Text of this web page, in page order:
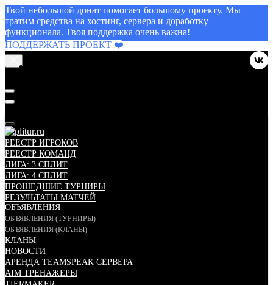
Твой небольшой донат помогает большому проекту. Мы
тратим средства на хостинг, сервера и доработку
функционала. Твоя поддержка очень важна!
ПОДДЕРЖАТЬ ПРОЕКТ ❤️
РЕЕСТР ИГРОКОВ
РЕЕСТР КОМАНД
ЛИГА: 3 СПЛИТ
ЛИГА: 4 СПЛИТ
ПРОШЕДШИЕ ТУРНИРЫ
РЕЗУЛЬТАТЫ МАТЧЕЙ
ОБЪЯВЛЕНИЯ
ОБЪЯВЛЕНИЯ (ТУРНИРЫ)
ОБЪЯВЛЕНИЯ (КЛАНЫ)
КЛАНЫ
НОВОСТИ
АРЕНДА TEAMSPEAK СЕРВЕРА
AIM ТРЕНАЖЕРЫ